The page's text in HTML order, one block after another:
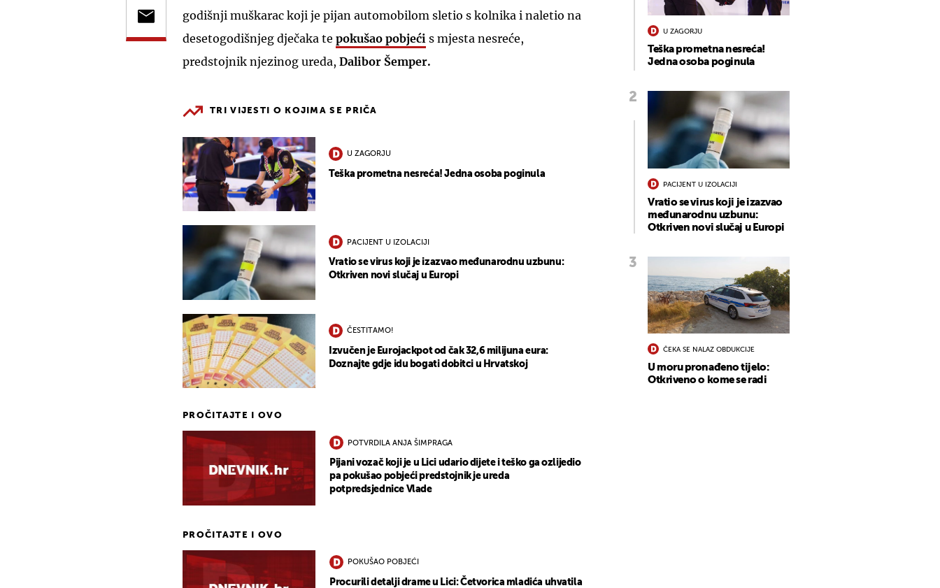
godišnji muškarac koji je pijan automobilom sletio s kolnika i naletio na
desetogodišnjeg dječaka te pokušao pobjeći s mjesta nesreće,
predstojnik njezinog ureda, Dalibor Šemper.
TRI VIJESTI O KOJIMA SE PRIČA
U ZAGORJU
Teška prometna nesreća! Jedna osoba poginula
PACIJENT U IZOLACIJI
Vratio se virus koji je izazvao međunarodnu uzbunu:
Otkriven novi slučaj u Europi
ČESTITAMO!
Izvučen je Eurojackpot od čak 32,6 milijuna eura:
Doznajte gdje idu bogati dobitci u Hrvatskoj
PROČITAJTE I OVO
POTVRDILA ANJA ŠIMPRAGA
Pijani vozač koji je u Lici udario dijete i teško ga ozlijedio
pa pokušao pobjeći predstojnik je ureda
potpredsjednice Vlade
PROČITAJTE I OVO
POKUŠAO POBJEĆI
Procurili detalji drame u Lici: Četvorica mladića uhvatila
U ZAGORJU
Teška prometna nesreća!
Jedna osoba poginula
PACIJENT U IZOLACIJI
Vratio se virus koji je izazvao
međunarodnu uzbunu:
Otkriven novi slučaj u Europi
ČEKA SE NALAZ OBDUKCIJE
U moru pronađeno tijelo:
Otkriveno o kome se radi